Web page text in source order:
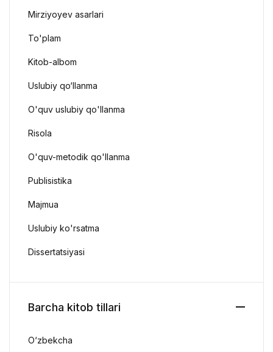
Mirziyoyev asarlari
To'plam
Kitob-albom
Uslubiy qo‘llanma
O'quv uslubiy qo'llanma
Risola
O'quv-metodik qo'llanma
Publisistika
Majmua
Uslubiy ko'rsatma
Dissertatsiyasi
Barcha kitob tillari
O‘zbekcha